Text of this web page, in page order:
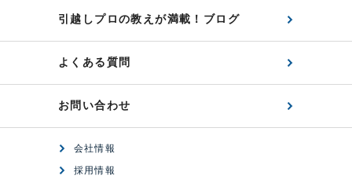
引越しプロの教えが満載！ブログ
よくある質問
お問い合わせ
会社情報
採用情報